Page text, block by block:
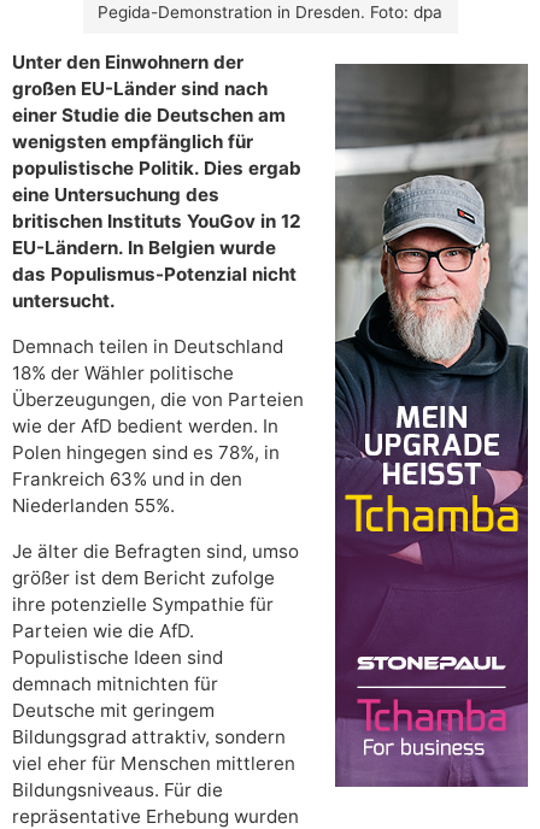
Pegida-Demonstration in Dresden. Foto: dpa
Unter den Einwohnern der
großen EU-Länder sind nach
einer Studie die Deutschen am
wenigsten empfänglich für
populistische Politik. Dies ergab
eine Untersuchung des
britischen Instituts YouGov in 12
EU-Ländern. In Belgien wurde
das Populismus-Potenzial nicht
untersucht.
Demnach teilen in Deutschland
18% der Wähler politische
Überzeugungen, die von Parteien
wie der AfD bedient werden. In
Polen hingegen sind es 78%, in
Frankreich 63% und in den
Niederlanden 55%.
Je älter die Befragten sind, umso
größer ist dem Bericht zufolge
ihre potenzielle Sympathie für
Parteien wie die AfD.
Populistische Ideen sind
demnach mitnichten für
Deutsche mit geringem
Bildungsgrad attraktiv, sondern
viel eher für Menschen mittleren
Bildungsniveaus. Für die
repräsentative Erhebung wurden